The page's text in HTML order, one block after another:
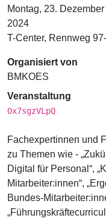
Montag, 23.
2024
T-Center, Rennweg
Organisiert von
BMKOES
Veranstaltung
Ox7sgzVLpQ
Fachexpertinnen und
zu Themen wie -
Digital für Personal“,
Mitarbeiter:innen“,
Bundes-